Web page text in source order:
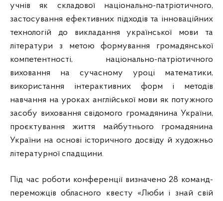
учнів як складової національно-патріотичного,
застосування ефективних підходів та інноваційних
технологій до викладання української мови та
літератури з метою формування громадянської
компетентності, національно-патріотичного
виховання на сучасному уроці математики,
використання інтерактивних форм і методів
навчання на уроках англійської мови як потужного
засобу виховання свідомого громадянина України,
проєктування життя майбутнього громадянина
України на основі історичного досвіду й художньо
літературної спадщини.
Під час роботи конференції визначено 28 команд-
переможців обласного квесту «Люби і знай свій